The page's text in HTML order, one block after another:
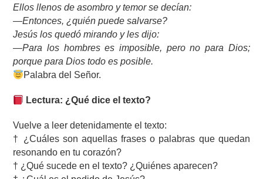
Ellos llenos de asombro y temor se decían:
—Entonces, ¿quién puede salvarse?
Jesús los quedó mirando y les dijo:
—Para los hombres es imposible, pero no para Dios;
porque para Dios todo es posible.
Palabra del Señor.
Lectura: ¿Qué dice el texto?
Vuelve a leer detenidamente el texto:
† ¿Cuáles son aquellas frases o palabras que quedan
resonando en tu corazón?
† ¿Qué sucede en el texto? ¿Quiénes aparecen?